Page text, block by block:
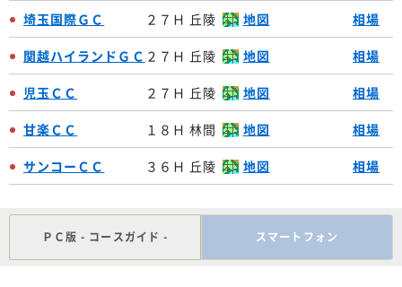
埼玉国際ＧＣ ２７Ｈ 丘陵 地図 相場
関越ハイランドＧＣ ２７Ｈ 丘陵 地図 相場
児玉ＣＣ ２７Ｈ 丘陵 地図 相場
甘楽ＣＣ １８Ｈ 林間 地図 相場
サンコーＣＣ ３６Ｈ 丘陵 地図 相場
ＰＣ版 - コースガイド - スマートフォン